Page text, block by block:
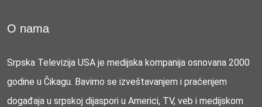
O nama
Srpska Televizija USA je medijska kompanija osnovana 2000
godine u Čikagu. Bavimo se izveštavanjem i praćenjem
događaja u srpskoj dijaspori u Americi, TV, veb i medijskom